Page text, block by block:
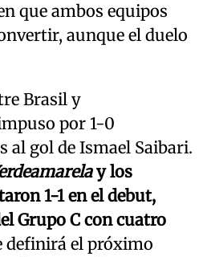
que ambos equipos
aunque el duelo
Brasil y
por 1-0
al gol de Ismael Saibari.
y los
1-1 en el debut,
Grupo C con cuatro
definirá el próximo